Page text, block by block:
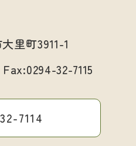
里町3911-1
Fax:0294-32-7115
7114